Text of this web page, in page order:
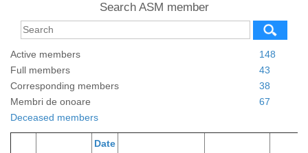
Search ASM member
Active members
148
Full members
43
Corresponding members
38
Membri de onoare
67
Deceased members
Date